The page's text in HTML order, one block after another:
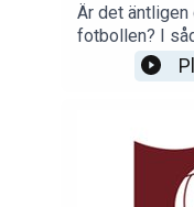
Är det
fotbollen? I
under
stadsderbyt?
Europas
John Guidetti